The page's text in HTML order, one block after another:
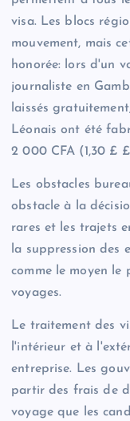
visa. Les blocs
mouvement, mais
honorée: lors d'un
journaliste en
laissés
Léonais ont été
2 000 CFA (1,30 £
Les obstacles
obstacle à la
rares et les trajets
la suppression des
comme le moyen le
voyages.
Le traitement des
l'intérieur et à
entreprise. Les
partir des frais de
voyage que les